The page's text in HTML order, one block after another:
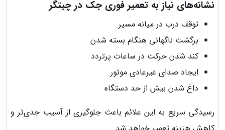
نشانه‌های نیاز به تعمیر فوری جک در چیتگر
توقف درب در میانه مسیر
برگشت ناگهانی هنگام بسته شدن
کند شدن حرکت در ساعات پرتردد
ایجاد صدای غیرعادی موتور
داغ شدن بیش از حد دستگاه
رسیدگی سریع به این علائم باعث جلوگیری از آسیب جدی‌تر و